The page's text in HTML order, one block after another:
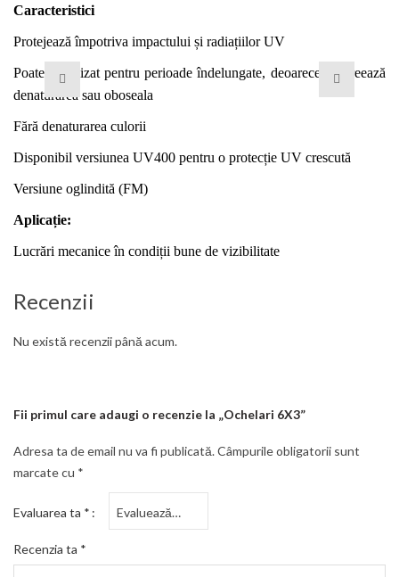
Caracteristici
Protejează împotriva impactului și radiațiilor UV
Poate fi utilizat pentru perioade îndelungate, deoarece nu creează
denaturarea sau oboseala
Fără denaturarea culorii
Disponibil versiunea UV400 pentru o protecție UV crescută
Versiune oglindită (FM)
Aplicație:
Lucrări mecanice în condiții bune de vizibilitate
Recenzii
Nu există recenzii până acum.
Fii primul care adaugi o recenzie la „Ochelari 6X3”
Adresa ta de email nu va fi publicată.Câmpurile obligatorii sunt
marcate cu *
Evaluarea ta *
Recenzia ta *